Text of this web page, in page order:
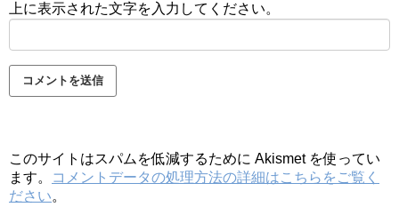
上に表示された文字を入力してください。
このサイトはスパムを低減するために Akismet を使ってい
ます。
コメントデータの処理方法の詳細はこちらをご覧く
ださい。